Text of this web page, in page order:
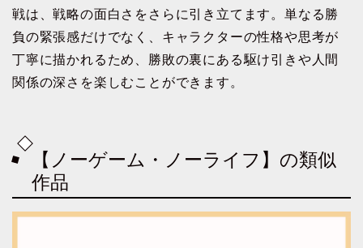
戦は、戦略の面白さをさらに引き立てます。単なる勝
負の緊張感だけでなく、キャラクターの性格や思考が
丁寧に描かれるため、勝敗の裏にある駆け引きや人間
関係の深さを楽しむことができます。
【ノーゲーム・ノーライフ】の類似
作品